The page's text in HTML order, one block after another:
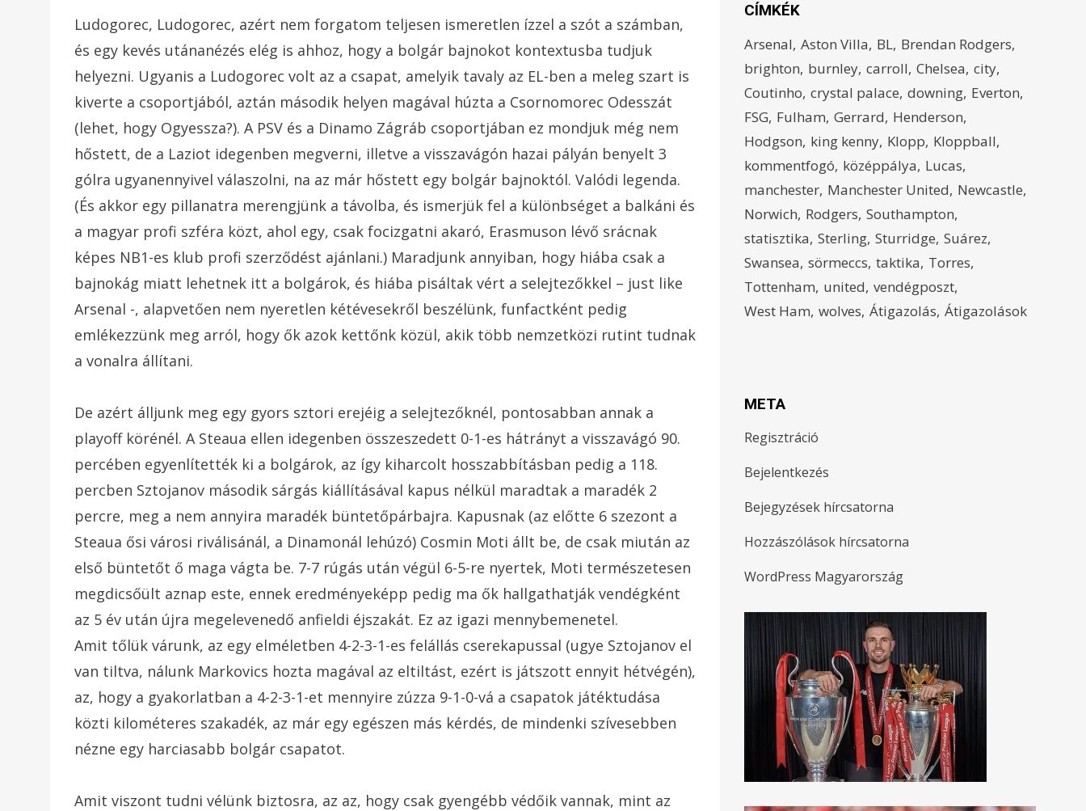
Ludogorec, Ludogorec, azért nem forgatom teljesen ismeretlen ízzel a szót a számban,
és egy kevés utánanézés elég is ahhoz, hogy a bolgár bajnokot kontextusba tudjuk
helyezni. Ugyanis a Ludogorec volt az a csapat, amelyik tavaly az EL-ben a meleg szart is
kiverte a csoportjából, aztán második helyen magával húzta a Csornomorec Odesszát
(lehet, hogy Ogyessza?). A PSV és a Dinamo Zágráb csoportjában ez mondjuk még nem
hőstett, de a Laziot idegenben megverni, illetve a visszavágón hazai pályán benyelt 3
gólra ugyanennyivel válaszolni, na az már hőstett egy bolgár bajnoktól. Valódi legenda.
(És akkor egy pillanatra merengjünk a távolba, és ismerjük fel a különbséget a balkáni és
a magyar profi szféra közt, ahol egy, csak focizgatni akaró, Erasmuson lévő srácnak
képes NB1-es klub profi szerződést ajánlani.) Maradjunk annyiban, hogy hiába csak a
bajnokág miatt lehetnek itt a bolgárok, és hiába pisáltak vért a selejtezőkkel – just like
Arsenal -, alapvetően nem nyeretlen kétévesekről beszélünk, funfactként pedig
emlékezzünk meg arról, hogy ők azok kettőnk közül, akik több nemzetközi rutint tudnak
a vonalra állítani.
De azért álljunk meg egy gyors sztori erejéig a selejtezőknél, pontosabban annak a
playoff körénél. A Steaua ellen idegenben összeszedett 0-1-es hátrányt a visszavágó 90.
percében egyenlítették ki a bolgárok, az így kiharcolt hosszabbításban pedig a 118.
percben Sztojanov második sárgás kiállításával kapus nélkül maradtak a maradék 2
percre, meg a nem annyira maradék büntetőpárbajra. Kapusnak (az előtte 6 szezont a
Steaua ősi városi riválisánál, a Dinamonál lehúzó) Cosmin Moti állt be, de csak miután az
első büntetőt ő maga vágta be. 7-7 rúgás után végül 6-5-re nyertek, Moti természetesen
megdicsőült aznap este, ennek eredményeképp pedig ma ők hallgathatják vendégként
az 5 év után újra megelevenedő anfieldi éjszakát. Ez az igazi mennybemenetel.
Amit tőlük várunk, az egy elméletben 4-2-3-1-es felállás cserekapussal (ugye Sztojanov el
van tiltva, nálunk Markovics hozta magával az eltiltást, ezért is játszott ennyit hétvégén),
az, hogy a gyakorlatban a 4-2-3-1-et mennyire zúzza 9-1-0-vá a csapatok játéktudása
közti kilométeres szakadék, az már egy egészen más kérdés, de mindenki szívesebben
nézne egy harciasabb bolgár csapatot.
Amit viszont tudni vélünk biztosra, az az, hogy csak gyengébb védőik vannak, mint az
CÍMKÉK
Arsenal Aston Villa BL Brendan Rodgers
brighton burnley carroll Chelsea city
Coutinho crystal palace downing Everton
FSG Fulham Gerrard Henderson
Hodgson king kenny Klopp Kloppball
kommentfogó középpálya Lucas
manchester Manchester United Newcastle
Norwich Rodgers Southampton
statisztika Sterling Sturridge Suárez
Swansea sörmeccs taktika Torres
Tottenham united vendégposzt
West Ham wolves Átigazolás Átigazolások
META
Regisztráció
Bejelentkezés
Bejegyzések hírcsatorna
Hozzászólások hírcsatorna
WordPress Magyarország